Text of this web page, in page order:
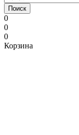
Поиск
0
0
0
Корзина